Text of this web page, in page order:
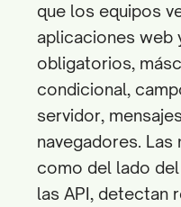
que los equipos
aplicaciones web
obligatorios,
condicional,
servidor,
navegadores.
como del lado
las API, detectan